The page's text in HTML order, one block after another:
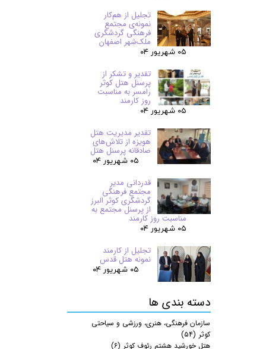
تجلیل از هم‌کار
نمونه‌ی مجتمع
فرهنگی گردشگری
ملک‌شهر اصفهان
۰۵ شهریور ۰۴
تقدیر و تشکر از
پرسنل هتل کوثر
رامسر به مناسبت
روز کارمند
۰۵ شهریور ۰۴
تقدیر مدیریت هتل
هویزه از تلاش‌های
صادقانه پرسنل هتل
۰۵ شهریور ۰۴
قدردانی مدیر
مجتمع فرهنگی
گردشگری کوثر البرز
از پرسنل مجتمع به
مناسبت روز کارمند
۰۵ شهریور ۰۴
تجلیل از کارمند
نمونه هتل قدس
۰۵ شهریور ۰۴
دسته بندی ها
سازمان فرهنگی، هنری، ورزشی و سیاحتی
کوثر (۵۴)
هتل خورشید هشتم رئوف کوثر (۶)